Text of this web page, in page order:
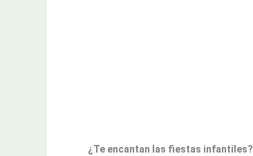
¿Te encantan las fiestas infantiles?